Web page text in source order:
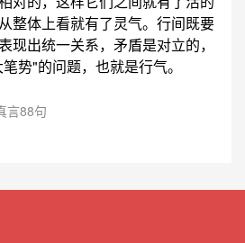
整体上看就有了灵气。行间既要
现出统一关系，矛盾是对立的，
势"的问题，也就是行气。
言88句